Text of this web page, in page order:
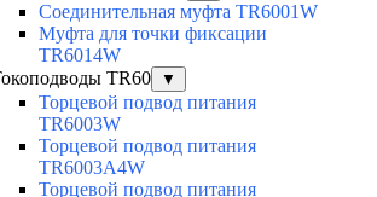
Соединительная муфта TR6001W
Муфта для точки фиксации
TR6014W
TR60
▼
Торцевой подвод питания
TR6003W
Торцевой подвод питания
TR6003A4W
Торцевой подвод питания